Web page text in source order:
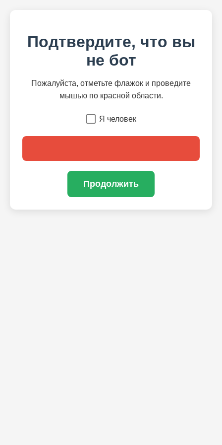
Подтвердите, что вы
не бот
Пожалуйста, отметьте флажок и проведите
мышью по красной области.
Я человек
Продолжить